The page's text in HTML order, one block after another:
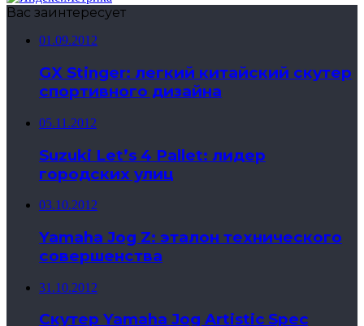
Вас заинтересует
01.09.2012
GX Stinger: легкий китайский скутер
спортивного дизайна
05.11.2012
Suzuki Let’s 4 Pallet: лидер
городских улиц
03.10.2012
Yamaha Jog Z: эталон технического
совершенства
31.10.2012
Скутер Yamaha Jog Artistic Spec